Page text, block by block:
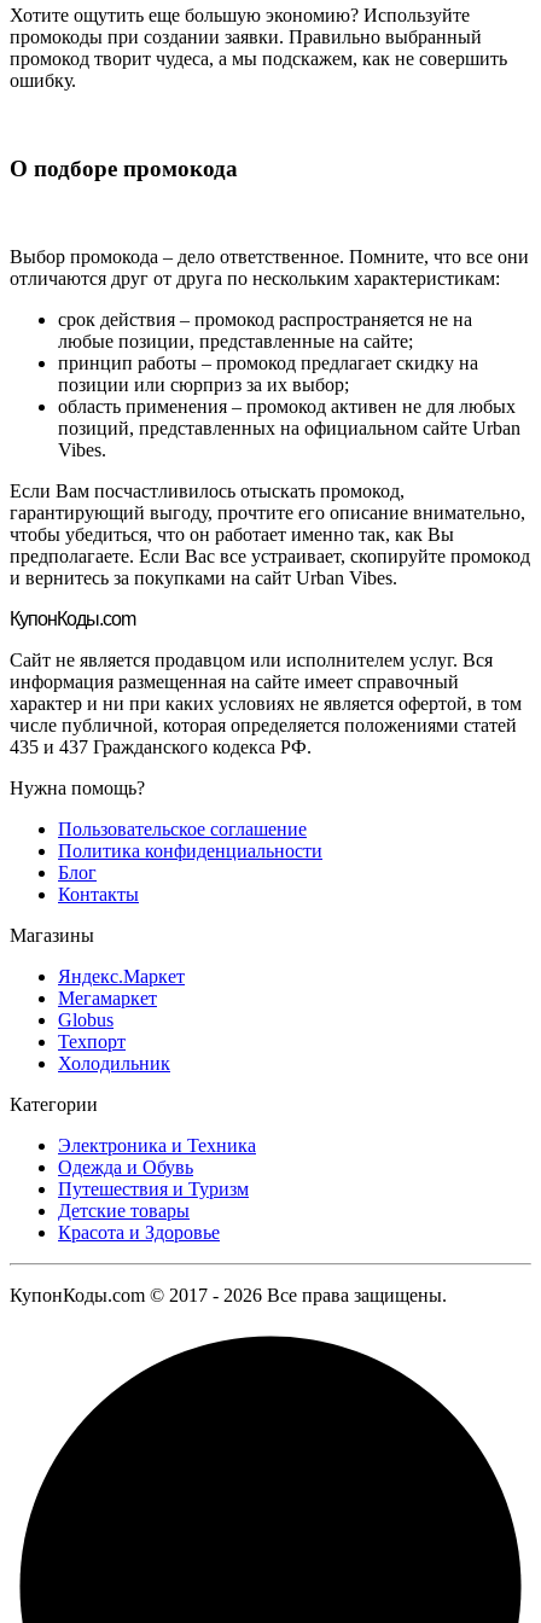
Хотите ощутить еще большую экономию? Используйте
промокоды при создании заявки. Правильно выбранный
промокод творит чудеса, а мы подскажем, как не совершить
ошибку.
О подборе промокода
Выбор промокода – дело ответственное. Помните, что все они
отличаются друг от друга по нескольким характеристикам:
срок действия – промокод распространяется не на
любые позиции, представленные на сайте;
принцип работы – промокод предлагает скидку на
позиции или сюрприз за их выбор;
область применения – промокод активен не для любых
позиций, представленных на официальном сайте Urban
Vibes.
Если Вам посчастливилось отыскать промокод,
гарантирующий выгоду, прочтите его описание внимательно,
чтобы убедиться, что он работает именно так, как Вы
предполагаете. Если Вас все устраивает, скопируйте промокод
и вернитесь за покупками на сайт Urban Vibes.
КупонКоды.com
Сайт не является продавцом или исполнителем услуг. Вся
информация размещенная на сайте имеет справочный
характер и ни при каких условиях не является офертой, в том
числе публичной, которая определяется положениями статей
435 и 437 Гражданского кодекса РФ.
Нужна помощь?
Пользовательское соглашение
Политика конфиденциальности
Блог
Контакты
Магазины
Яндекс.Маркет
Мегамаркет
Globus
Техпорт
Холодильник
Категории
Электроника и Техника
Одежда и Обувь
Путешествия и Туризм
Детские товары
Красота и Здоровье
КупонКоды.com © 2017 - 2026 Все права защищены.